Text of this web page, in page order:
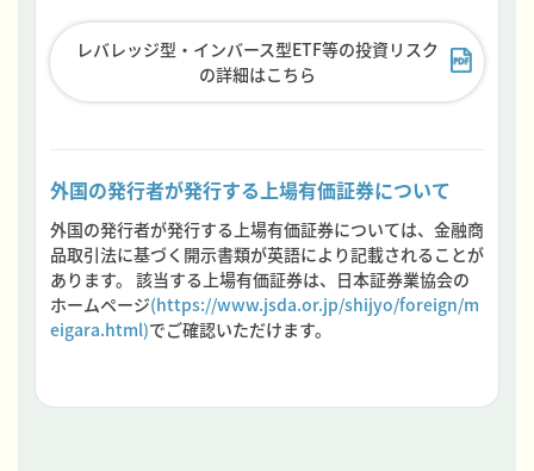
レバレッジ型・インバース型ETF等の投資リスク
の詳細はこちら
外国の発行者が発行する上場有価証券について
外国の発行者が発行する上場有価証券については、金融商
品取引法に基づく開示書類が英語により記載されることが
あります。 該当する上場有価証券は、日本証券業協会の
ホームページ(https://www.jsda.or.jp/shijyo/foreign/m
eigara.html)でご確認いただけます。